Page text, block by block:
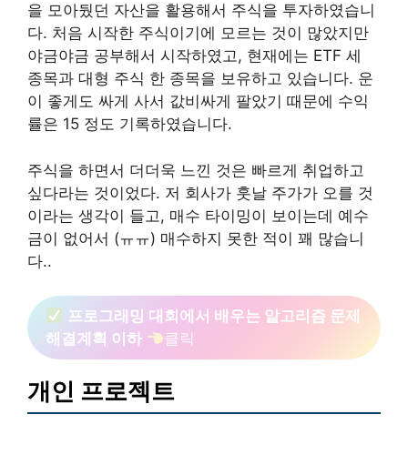
을 모아뒀던 자산을 활용해서 주식을 투자하였습니
다. 처음 시작한 주식이기에 모르는 것이 많았지만
야금야금 공부해서 시작하였고, 현재에는 ETF 세
종목과 대형 주식 한 종목을 보유하고 있습니다. 운
이 좋게도 싸게 사서 값비싸게 팔았기 때문에 수익
률은 15 정도 기록하였습니다.
주식을 하면서 더더욱 느낀 것은 빠르게 취업하고
싶다라는 것이었다. 저 회사가 훗날 주가가 오를 것
이라는 생각이 들고, 매수 타이밍이 보이는데 예수
금이 없어서 (ㅠㅠ) 매수하지 못한 적이 꽤 많습니
다..
프로그래밍 대회에서 배우는 알고리즘 문제
해결계획 이하
클릭
개인 프로젝트